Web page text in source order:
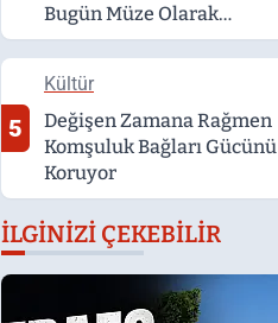
Bugün Müze Olarak
Hizmet Veriyor
5
Kültür
Değişen Zamana Rağmen
Komşuluk Bağları Gücünü
Koruyor
İLGINIZI ÇEKEBILIR